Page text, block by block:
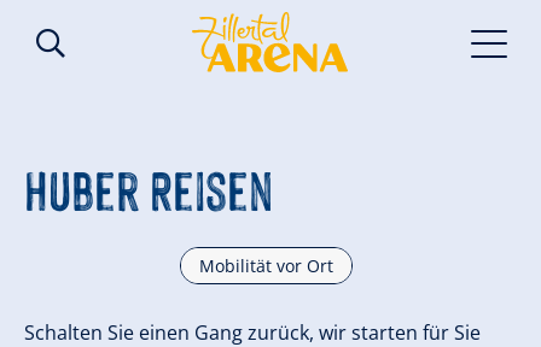
Huber Reisen
Mobilität vor Ort
Schalten Sie einen Gang zurück, wir starten für Sie